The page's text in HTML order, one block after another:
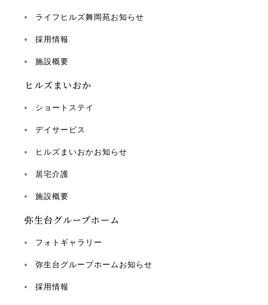
ライフヒルズ舞岡苑お知らせ
採用情報
施設概要
ヒルズまいおか
ショートステイ
デイサービス
ヒルズまいおかお知らせ
居宅介護
施設概要
弥生台グループホーム
フォトギャラリー
弥生台グループホームお知らせ
採用情報